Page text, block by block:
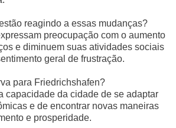
reagindo a essas mudanças?
preocupação com o aumento
e diminuem suas atividades sociais
geral de frustração.
para Friedrichshafen?
capacidade da cidade de se adaptar
e de encontrar novas maneiras
e prosperidade.